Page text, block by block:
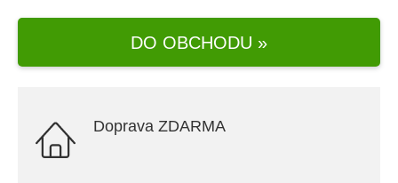
DO OBCHODU »
Doprava ZDARMA